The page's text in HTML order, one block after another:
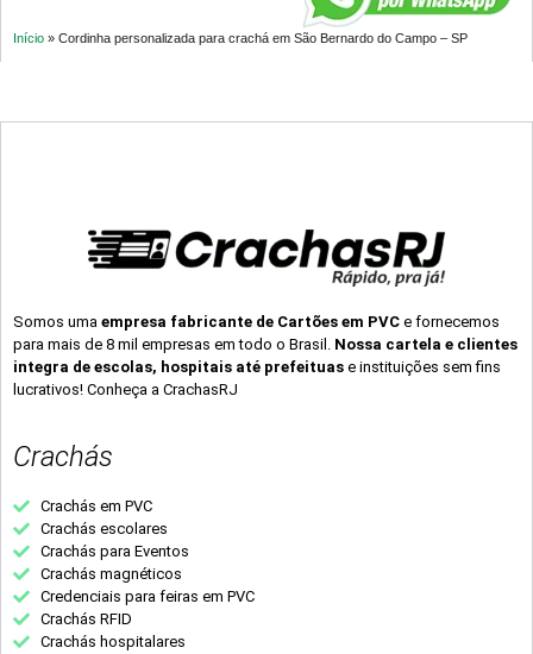
Início » Cordinha personalizada para crachá em São Bernardo do Campo – SP
Somos uma empresa fabricante de Cartões em PVC e fornecemos
para mais de 8 mil empresas em todo o Brasil. Nossa cartela e clientes
integra de escolas, hospitais até prefeituas e instituições sem fins
lucrativos! Conheça a CrachasRJ
Crachás
Crachás em PVC
Crachás escolares
Crachás para Eventos
Crachás magnéticos
Credenciais para feiras em PVC
Crachás RFID
Crachás hospitalares